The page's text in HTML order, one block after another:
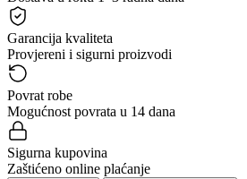
Garancija kvaliteta
Provjereni i sigurni proizvodi
Povrat robe
Mogućnost povrata u 14 dana
Sigurna kupovina
Zaštićeno online plaćanje